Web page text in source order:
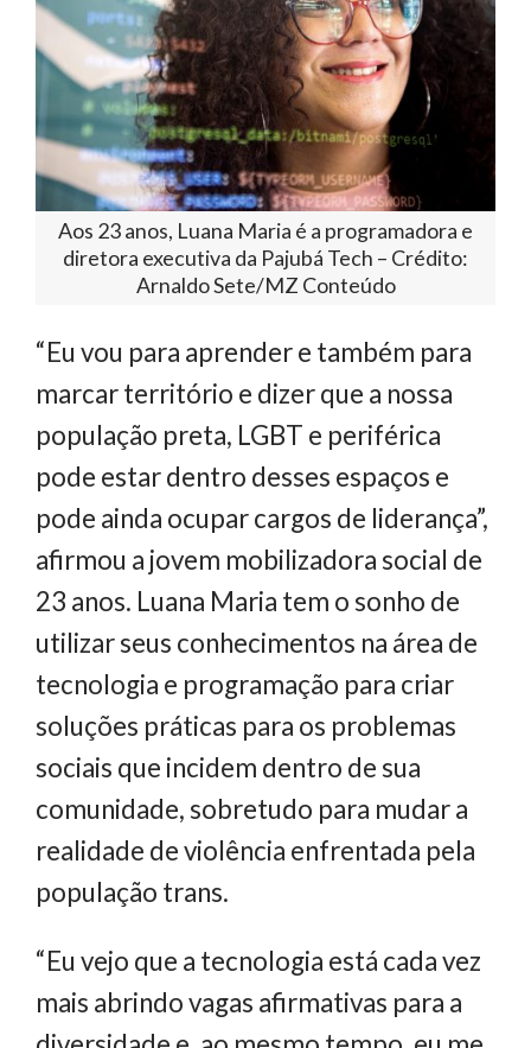
Aos 23 anos, Luana Maria é a programadora e
diretora executiva da Pajubá Tech – Crédito:
Arnaldo Sete/MZ Conteúdo
“Eu vou para aprender e também para
marcar território e dizer que a nossa
população preta, LGBT e periférica
pode estar dentro desses espaços e
pode ainda ocupar cargos de liderança”,
afirmou a jovem mobilizadora social de
23 anos. Luana Maria tem o sonho de
utilizar seus conhecimentos na área de
tecnologia e programação para criar
soluções práticas para os problemas
sociais que incidem dentro de sua
comunidade, sobretudo para mudar a
realidade de violência enfrentada pela
população trans.
“Eu vejo que a tecnologia está cada vez
mais abrindo vagas afirmativas para a